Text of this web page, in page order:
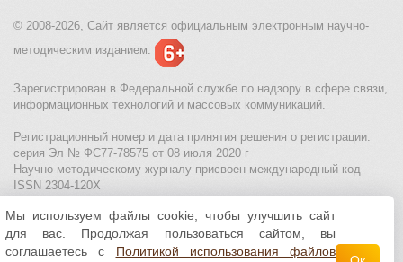
© 2008-2026, Сайт является официальным электронным научно-
методическим изданием.
Зарегистрирован в Федеральной службе по надзору в сфере связи,
информационных технологий и массовых коммуникаций.
Регистрационный номер и дата принятия решения о регистрации:
серия Эл № ФС77-78575 от 08 июля 2020 г
Научно-методическому журналу присвоен международный код
ISSN 2304-120X
МЦИТО|Школьные олимпиады и онлайн конкурсы для детей
Политика использования файлов cookie| Политика обработки и
защиты персональных данных
Мы используем файлы cookie, чтобы улучшить сайт
для вас. Продолжая пользоваться сайтом, вы
соглашаетесь с Политикой использования файлов